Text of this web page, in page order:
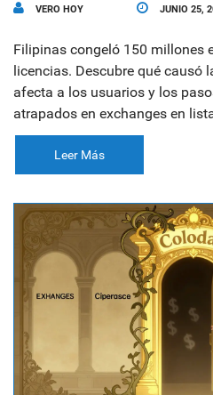
VERO HOY JUNIO 25,
Filipinas congeló 150 millones
licencias. Descubre qué causó
afecta a los usuarios y los
atrapados en exchanges en
Leer Más